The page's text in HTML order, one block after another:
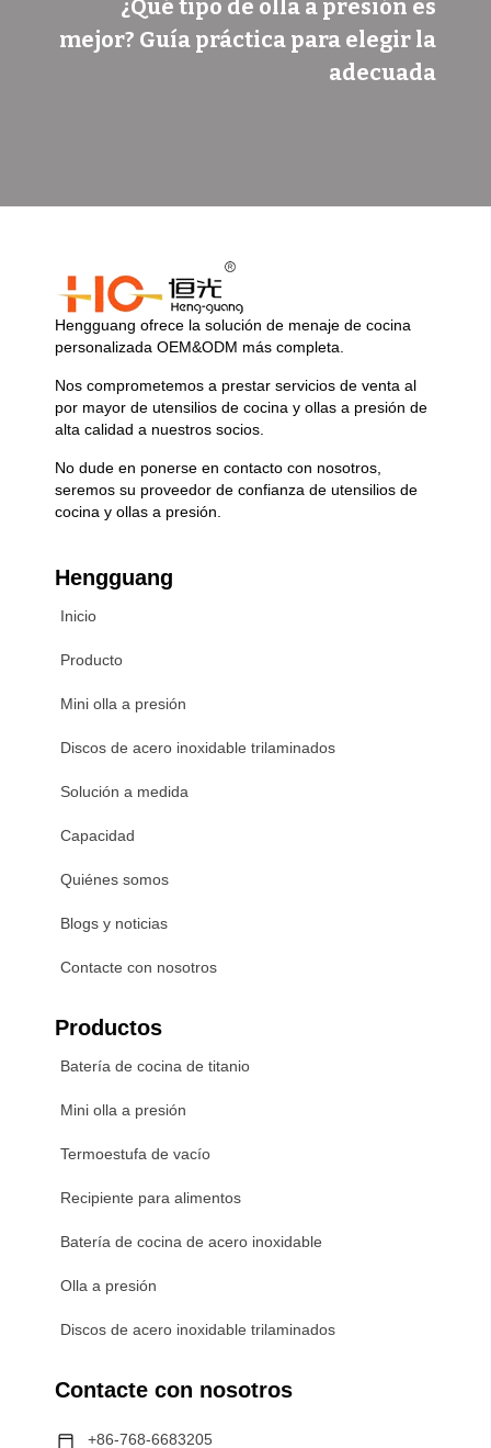
¿Qué tipo de olla a presión es
mejor? Guía práctica para elegir la
adecuada
Hengguang ofrece la solución de menaje de cocina
personalizada OEM&ODM más completa.
Nos comprometemos a prestar servicios de venta al
por mayor de utensilios de cocina y ollas a presión de
alta calidad a nuestros socios.
No dude en ponerse en contacto con nosotros,
seremos su proveedor de confianza de utensilios de
cocina y ollas a presión.
Hengguang
Inicio
Producto
Mini olla a presión
Discos de acero inoxidable trilaminados
Solución a medida
Capacidad
Quiénes somos
Blogs y noticias
Contacte con nosotros
Productos
Batería de cocina de titanio
Mini olla a presión
Termoestufa de vacío
Recipiente para alimentos
Batería de cocina de acero inoxidable
Olla a presión
Discos de acero inoxidable trilaminados
Contacte con nosotros
+86-768-6683205